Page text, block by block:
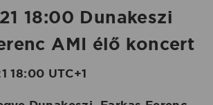
18:00 Dunakeszi
AMI élő koncert
18:00 UTC+1